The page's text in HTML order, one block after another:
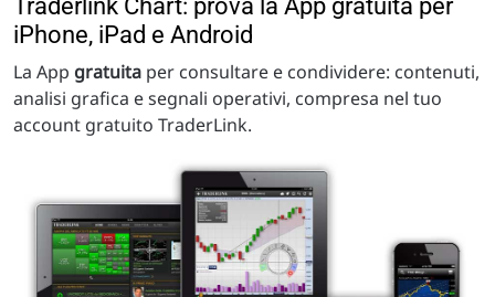
Traderlink Chart: prova la App gratuita per
iPhone, iPad e Android
La App gratuita per consultare e condividere: contenuti,
analisi grafica e segnali operativi, compresa nel tuo
account gratuito TraderLink.